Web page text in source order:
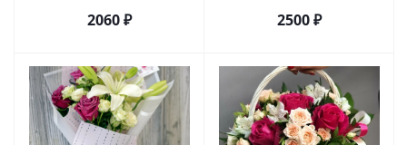
2060 ₽ 2500 ₽